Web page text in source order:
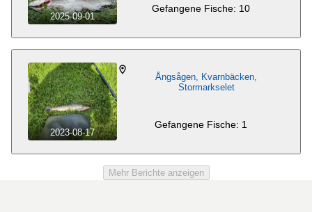
2025-09-01
Gefangene Fische: 10
2023-08-17
Ångsågen, Kvarnbäcken,
Stormarkselet
Gefangene Fische: 1
Mehr Berichte anzeigen